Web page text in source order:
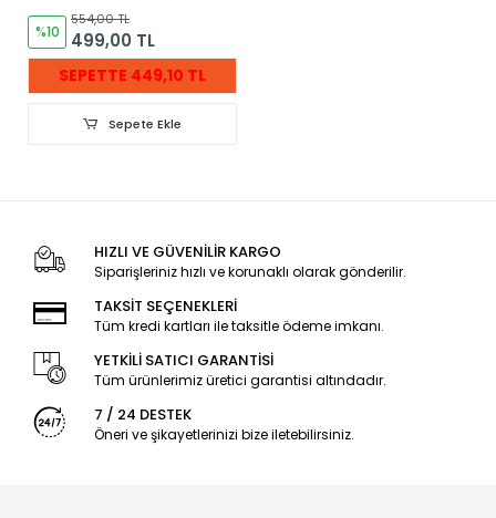
%10
554,00 TL
499,00 TL
SEPETTE 449,10 TL
Sepete Ekle
HIZLI VE GÜVENİLİR KARGO
Siparişleriniz hızlı ve korunaklı olarak gönderilir.
TAKSİT SEÇENEKLERİ
Tüm kredi kartları ile taksitle ödeme imkanı.
YETKİLİ SATICI GARANTİSİ
Tüm ürünlerimiz üretici garantisi altındadır.
7 / 24 DESTEK
Öneri ve şikayetlerinizi bize iletebilirsiniz.